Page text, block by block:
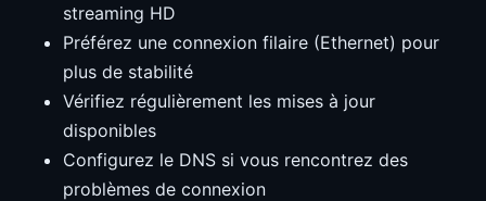
streaming HD
Préférez une connexion filaire (Ethernet) pour
plus de stabilité
Vérifiez régulièrement les mises à jour
disponibles
Configurez le DNS si vous rencontrez des
problèmes de connexion